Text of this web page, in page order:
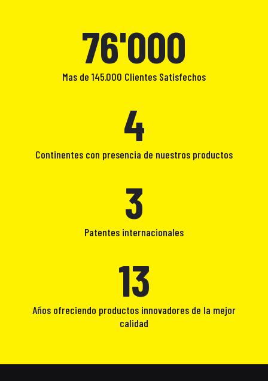
102'000
Mas de 145.000 Clientes Satisfechos
4
Continentes con presencia de nuestros productos
3
Patentes internacionales
13
Años ofreciendo productos innovadores de la mejor
calidad